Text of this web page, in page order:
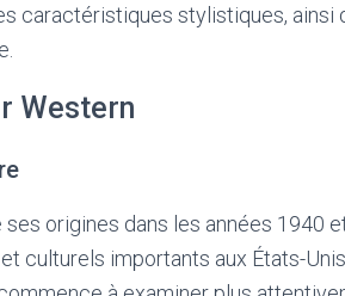
caractéristiques stylistiques, ainsi
Western
origines dans les années 1940
culturels importants aux États-